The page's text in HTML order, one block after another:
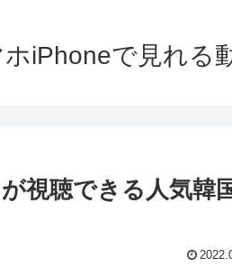
iPhoneで見れる
視聴できる人気韓